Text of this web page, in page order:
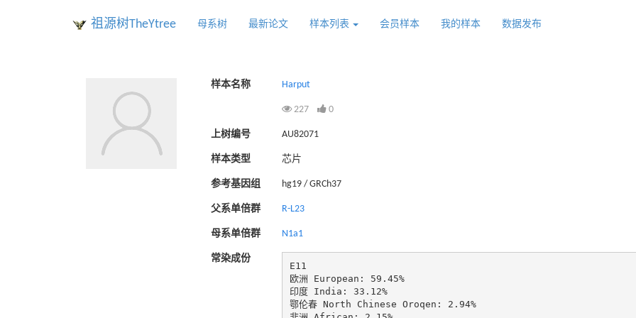
祖源树TheYtree 母系树 最新论文 样本列表 会员样本 我的样本 数据发布
样本名称 Harput
227 0
上树编号 AU82071
样本类型 芯片
参考基因组 hg19 / GRCh37
父系单倍群 R-L23
母系单倍群 N1a1
常染成份
E11
欧洲 European: 59.45%
印度 India: 33.12%
鄂伦春 North Chinese Oroqen: 2.94%